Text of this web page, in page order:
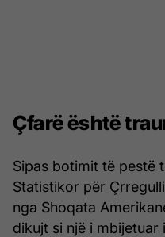
Çfarë është
Sipas botimit të pestë
Statistikor për
nga Shoqata
dikujt si një i mbijetuar